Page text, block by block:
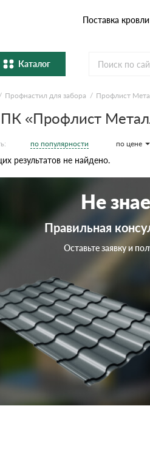
Поставка
Каталог
Металлочерепица
Профнастил и
Комплектующие
Шифер
Профнастил для забора Профлист
«Профлист
по популярности по цене
результатов не найдено.
Не
Правильная
Оставьте заявку и